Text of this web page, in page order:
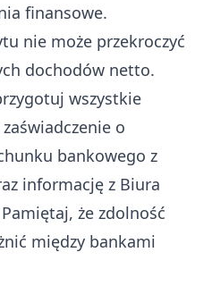
finansowe.
nie może przekroczyć
dochodów netto.
wszystkie
o
bankowego z
informację z Biura
że zdolność
między bankami